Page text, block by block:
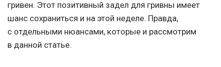
гривен. Этот позитивный задел для гривны имеет
шанс сохраниться и на этой неделе. Правда,
с отдельными нюансами, которые и рассмотрим
в данной статье.